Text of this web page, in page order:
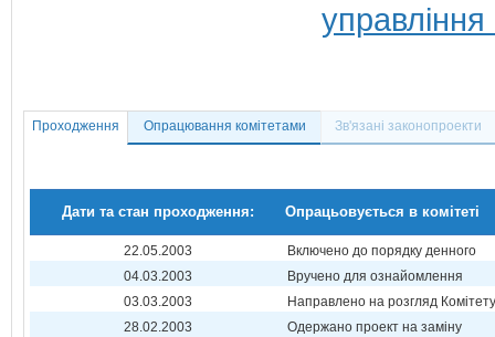
Проходження Опрацювання комітетами Зв'язані законопроекти
Дати та стан проходження: Опрацьовується в комітеті
22.05.2003
Включено до порядку денного
04.03.2003
Вручено для ознайомлення
03.03.2003
Направлено на розгляд Комітету
28.02.2003
Одержано проект на заміну